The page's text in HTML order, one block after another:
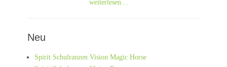
weiterlesen…
Neu
Spirit Schulranzen Vision Magic Horse